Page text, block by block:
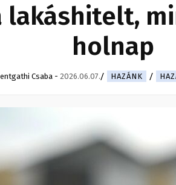
lakáshitelt,
holnap
Csaba - 2026.06.07. HAZÁNK